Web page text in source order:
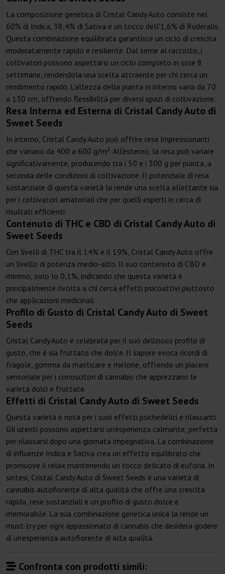
La composizione genetica di Cristal Candy Auto consiste nel
60% di Indica, 38,4% di Sativa e un tocco dell'1,6% di Ruderalis.
Questa combinazione equilibrata garantisce un ciclo di crescita
moderatamente rapido e resiliente. Dal seme al raccolto, i
coltivatori possono aspettarsi un ciclo completo in sole 8
settimane, rendendola una scelta attraente per chi cerca un
rendimento rapido. L'altezza della pianta in interno varia da 70
a 130 cm, offrendo flessibilità per diversi spazi di coltivazione.
Resa Interna ed Esterna di Cristal Candy Auto di
Sweet Seeds
In interno, Cristal Candy Auto può offrire rese impressionanti
che variano da 400 a 600 g/m². All'esterno, la resa può variare
significativamente, producendo tra i 50 e i 300 g per pianta, a
seconda delle condizioni di coltivazione. Il potenziale di resa
sostanziale di questa varietà la rende una scelta allettante sia
per i coltivatori amatoriali che per quelli esperti in cerca di
risultati efficienti.
Contenuto di THC e CBD di Cristal Candy Auto di
Sweet Seeds
Con livelli di THC tra il 14% e il 19%, Cristal Candy Auto offre
un livello di potenza medio-alto. Il suo contenuto di CBD è
minimo, solo lo 0,1%, indicando che questa varietà è
principalmente rivolta a chi cerca effetti psicoattivi piuttosto
che applicazioni medicinali.
Profilo di Gusto di Cristal Candy Auto di Sweet
Seeds
Cristal Candy Auto è celebrata per il suo delizioso profilo di
gusto, che è sia fruttato che dolce. Il sapore evoca ricordi di
fragole, gomma da masticare e melone, offrendo un piacere
sensoriale per i conoscitori di cannabis che apprezzano le
varietà dolci e fruttate.
Effetti di Cristal Candy Auto di Sweet Seeds
Questa varietà è nota per i suoi effetti psichedelici e rilassanti.
Gli utenti possono aspettarsi un'esperienza calmante, perfetta
per rilassarsi dopo una giornata impegnativa. La combinazione
di influenze Indica e Sativa crea un effetto equilibrato che
promuove il relax mantenendo un tocco delicato di euforia. In
sintesi, Cristal Candy Auto di Sweet Seeds è una varietà di
cannabis autofiorente di alta qualità che offre una crescita
rapida, rese sostanziali e un profilo di gusto dolce e
memorabile. La sua combinazione genetica unica la rende un
must-try per ogni appassionato di cannabis che desidera godere
di un'esperienza autofiorente di alta qualità.
Confronta con prodotti simili: